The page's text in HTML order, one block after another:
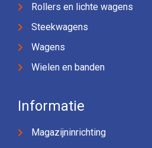
Rollers en lichte wagens
Steekwagens
Wagens
Wielen en banden
Informatie
Magazijninrichting